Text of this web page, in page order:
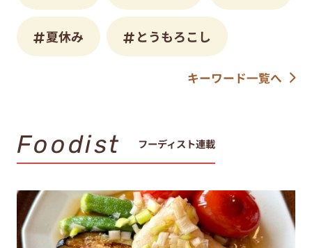
夏休み とうもろこし
キーワード一覧へ
Foodist フーディスト連載